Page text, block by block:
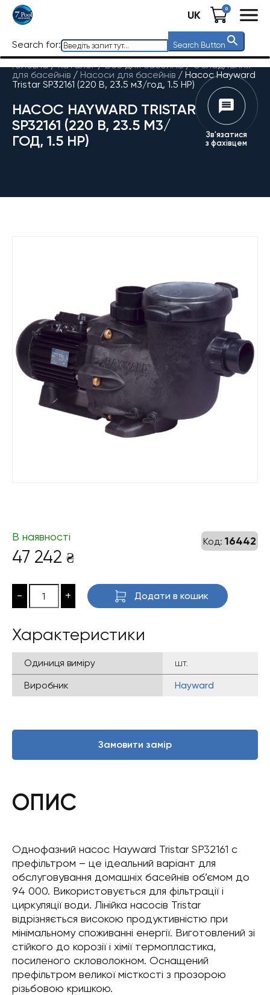
UK 0
Search for: Search Button
Головна / Каталог/Все для басейнів/Обладнання
для басейнів / Насоси для басейнів / Насос Hayward
Tristar SP32161 (220 В, 23.5 м3/год, 1.5 HP)
НАСОС HAYWARD TRISTAR
SP32161 (220 В, 23.5 М3/
ГОД, 1.5 HP)
Зв'язатися
з фахівцем
Код: 16442
В наявності
47 242 ₴
- + Додати в кошик
Характеристики
Одиниця виміру
шт.
Виробник
Hayward
Замовити замір
ОПИС
Однофазний насос Hayward Tristar SP32161 c
префільтром – це ідеальний варіант для
обслуговування домашніх басейнів об’ємом до
94 000. Використовується для фільтрації і
циркуляції води. Лінійка насосів Tristar
відрізняється високою продуктивністю при
мінімальному споживанні енергії. Виготовлений зі
стійкого до корозії і хімії термопластика,
посиленого скловолокном. Оснащений
префільтром великої місткості з прозорою
різьбовою кришкою.